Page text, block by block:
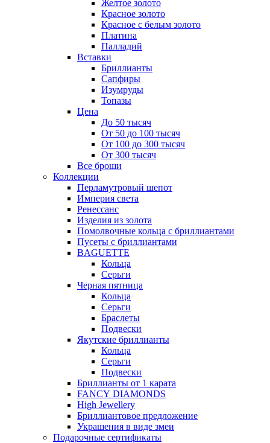
Желтое золото
Красное золото
Красное с белым золото
Платина
Палладий
Вставки
Бриллианты
Сапфиры
Изумруды
Топазы
Цена
До 50 тысяч
От 50 до 100 тысяч
От 100 до 300 тысяч
От 300 тысяч
Все броши
Коллекции
Перламутровый шепот
Империя света
Ренессанс
Изделия из золота
Помолвочные кольца с бриллиантами
Пусеты с бриллиантами
BAGUETTE
Кольца
Серьги
Черная пятница
Кольца
Серьги
Браслеты
Подвески
Якутские бриллианты
Кольца
Серьги
Подвески
Бриллианты от 1 карата
FANCY DIAMONDS
High Jewellery
Бриллиантовое предложение
Украшения в виде змеи
Подарочные сертификаты